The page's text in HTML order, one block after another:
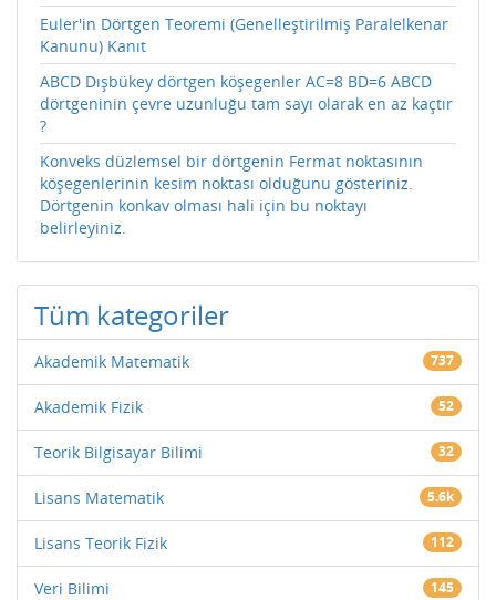
Euler'in Dörtgen Teoremi (Genelleştirilmiş Paralelkenar
Kanunu) Kanıt
ABCD Dışbükey dörtgen köşegenler AC=8 BD=6 ABCD
dörtgeninin çevre uzunluğu tam sayı olarak en az kaçtır
?
Konveks düzlemsel bir dörtgenin Fermat noktasının
köşegenlerinin kesim noktası olduğunu gösteriniz.
Dörtgenin konkav olması hali için bu noktayı
belirleyiniz.
Tüm kategoriler
Akademik Matematik 737
Akademik Fizik 52
Teorik Bilgisayar Bilimi 32
Lisans Matematik 5.6k
Lisans Teorik Fizik 112
Veri Bilimi 145